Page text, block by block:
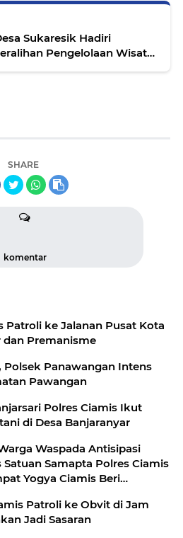
Sukaresik Hadiri
Pengelolaan Wisata
SHARE
komentar
Patroli ke Jalanan Pusat Kota
dan Premanisme
Polsek Panawangan Intens
Pawangan
Polres Ciamis Ikut
di Desa Banjaranyar
Waspada Antisipasi
Samapta Polres Ciamis
Yogya Ciamis Beri
Beri Himbauan Kamtibmas ke
Patroli ke Obvit di Jam
Jadi Sasaran